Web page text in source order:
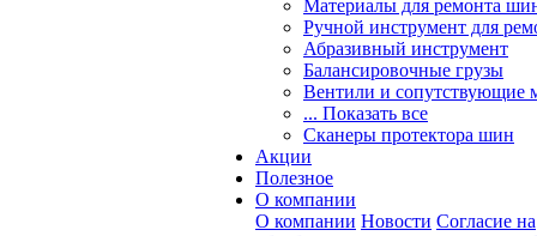
Материалы для ремонта
Ручной инструмент для
Абразивный инструмент
Балансировочные грузы
Вентили и сопутствующие
... Показать все
Сканеры протектора шин
Акции
Полезное
О компании
О компании Новости Согласие на